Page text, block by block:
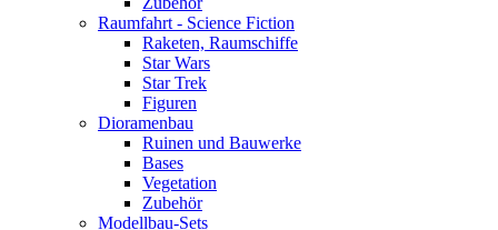
Raumfahrt - Science Fiction
Raketen, Raumschiffe
Star Wars
Star Trek
Figuren
Dioramenbau
Ruinen und Bauwerke
Bases
Vegetation
Zubehör
Modellbau-Sets